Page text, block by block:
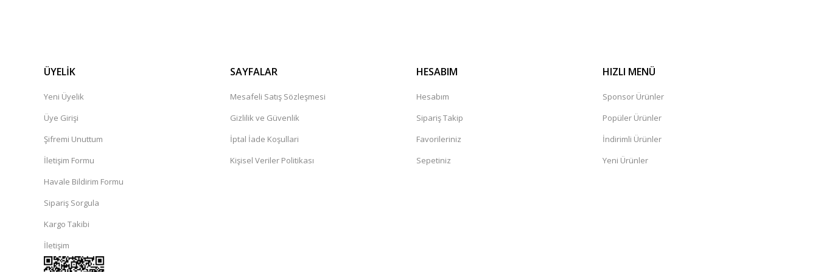
ÜYELİK
Yeni Üyelik
Üye Girişi
Şifremi Unuttum
İletişim Formu
Havale Bildirim Formu
Sipariş Sorgula
Kargo Takibi
İletişim
SAYFALAR
Mesafeli Satış Sözleşmesi
Gizlilik ve Güvenlik
İptal İade Koşullari
Kişisel Veriler Politikası
HESABIM
Hesabım
Sipariş Takip
Favorileriniz
Sepetiniz
HIZLI MENÜ
Sponsor Ürünler
Popüler Ürünler
İndirimli Ürünler
Yeni Ürünler